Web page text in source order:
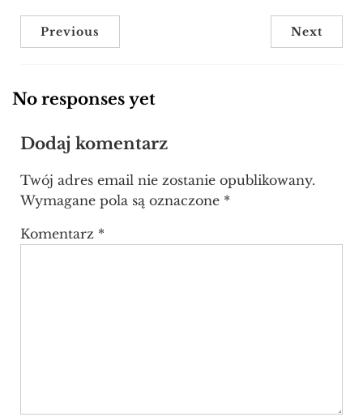
Previous Next
No responses yet
Dodaj komentarz
Twój adres email nie zostanie opublikowany.
Wymagane pola są oznaczone *
Komentarz *